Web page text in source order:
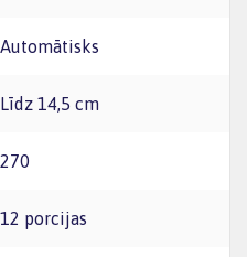
Automātisks
Līdz 14,5 cm
270
12 porcijas